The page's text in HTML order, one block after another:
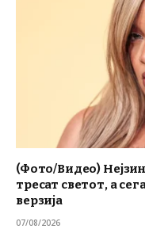
(Фото/Видео)
тресат светот, а
верзија
07/08/2026